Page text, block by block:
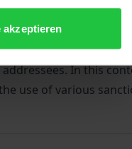
akzeptieren
according to point
significance of
In this
use of various